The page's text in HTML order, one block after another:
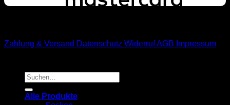
Zahlung & Versand Datenschutz WiderrufAGB Impressum
Suchen
nach:
Alle Produkte